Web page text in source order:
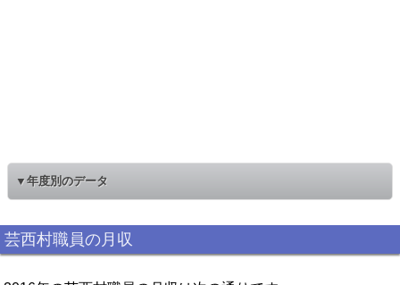
▼年度別のデータ
芸西村職員の月収